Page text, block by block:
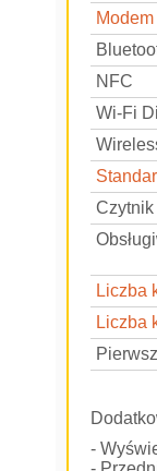
NFC
Wi-Fi
Czytnik
Liczba
Liczba
-